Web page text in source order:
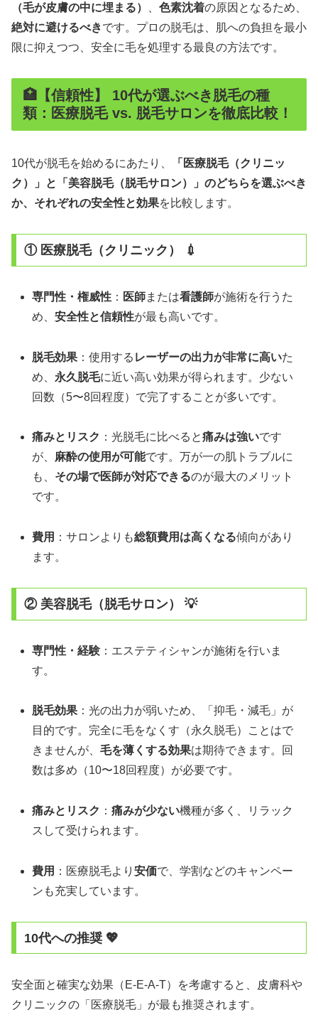
（毛が皮膚の中に埋まる） 色素沈着の原因となるため、
絶対に避けるべきです。プロの脱毛は、肌への負担を最小
限に抑えつつ、安全に毛を処理する最良の方法です。
🏥【信頼性】 10代が選ぶべき脱毛の種
類：医療脱毛 vs. 脱毛サロンを徹底比較！
10代が脱毛を始めるにあたり、
「医療脱毛（クリニッ
ク）」と「美容脱毛（脱毛サロン）」のどちらを選ぶべき
か、それぞれの安全性と効果を比較します。
① 医療脱毛（クリニック） 💉
専門性・権威性 ： 医師または看護師が施術を行うた
め、安全性と信頼性が最も高いです。
脱毛効果 ：使用する レーザーの出力が非常に高いた
め、 永久脱毛に近い高い効果が得られます。少ない
回数（5〜8回程度）で完了することが多いです。
痛みとリスク ：光脱毛に比べると痛みは強いです
が、 麻酔の使用が可能です。万が一の肌トラブルに
も、 その場で医師が対応できるのが最大のメリット
です。
費用 ：サロンよりも総額費用は高くなる傾向があり
ます。
② 美容脱毛（脱毛サロン） 💡
専門性・経験 ：エステティシャンが施術を行いま
す。
脱毛効果 ：光の出力が弱いため、「抑毛・減毛」が
目的です。完全に毛をなくす（永久脱毛）ことはで
きませんが、毛を薄くする効果は期待できます。回
数は多め（10〜18回程度）が必要です。
痛みとリスク ：痛みが少ない機種が多く、リラック
スして受けられます。
費用 ：医療脱毛より安価で、学割などのキャンペー
ンも充実しています。
10代への推奨 💖
安全面と確実な効果（E-E-A-T）を考慮すると、皮膚科や
クリニックの「医療脱毛」が最も推奨されます。